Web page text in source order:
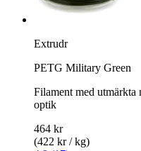
Extrudr
PETG Military Green
Filament med utmärkta
optik
464 kr
(422 kr / kg)